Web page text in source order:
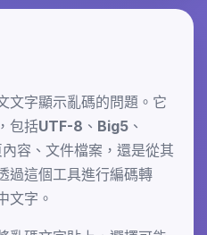
文字顯示亂碼的問題。它
包括UTF-8、Big5、
容、文件檔案，還是從其
過這個工具進行編碼轉
文字。